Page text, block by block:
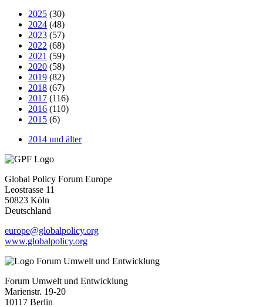
2025 (30)
2024 (48)
2023 (57)
2022 (68)
2021 (59)
2020 (58)
2019 (82)
2018 (67)
2017 (116)
2016 (110)
2015 (6)
2014 und älter
Global Policy Forum Europe
Leostrasse 11
50823 Köln
Deutschland
europe@globalpolicy.org
www.globalpolicy.org
Forum Umwelt und Entwicklung
Marienstr. 19-20
10117 Berlin